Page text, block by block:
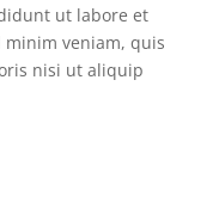
ut labore et
veniam, quis
nisi ut aliquip